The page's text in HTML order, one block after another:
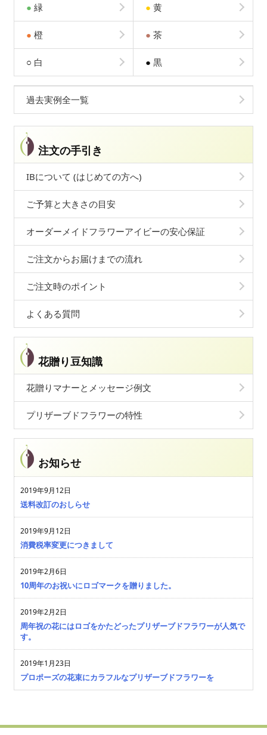
● 緑 ● 黄
● 橙 ● 茶
○ 白 ● 黒
過去実例全一覧
注文の手引き
IBについて (はじめての方へ)
ご予算と大きさの目安
オーダーメイドフラワーアイビーの安心保証
ご注文からお届けまでの流れ
ご注文時のポイント
よくある質問
花贈り豆知識
花贈りマナーとメッセージ例文
プリザーブドフラワーの特性
お知らせ
2019年9月12日
送料改訂のおしらせ
2019年9月12日
消費税率変更につきまして
2019年2月6日
10周年のお祝いにロゴマークを贈りました。
2019年2月2日
周年祝の花にはロゴをかたどったプリザーブドフラワーが人気で
す。
2019年1月23日
プロポーズの花束にカラフルなプリザーブドフラワーを